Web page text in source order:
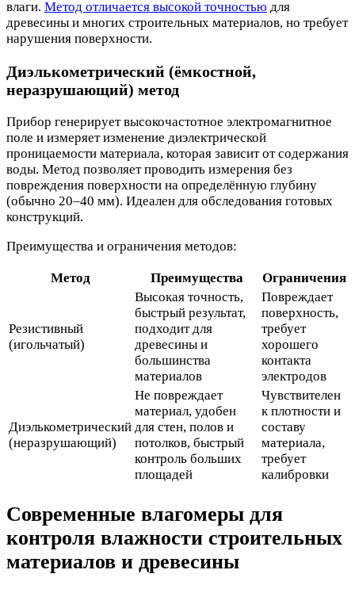
влаги. Метод отличается высокой точностью для
древесины и многих строительных материалов, но требует
нарушения поверхности.
Диэлькометрический (ёмкостной,
неразрушающий) метод
Прибор генерирует высокочастотное электромагнитное
поле и измеряет изменение диэлектрической
проницаемости материала, которая зависит от содержания
воды. Метод позволяет проводить измерения без
повреждения поверхности на определённую глубину
(обычно 20–40 мм). Идеален для обследования готовых
конструкций.
Преимущества и ограничения методов:
Метод Преимущества Ограничения
Резистивный
(игольчатый)
Высокая точность,
быстрый результат,
подходит для
древесины и
большинства
материалов
Повреждает
поверхность,
требует
хорошего
контакта
электродов
Диэлькометрический
(неразрушающий)
Не повреждает
материал, удобен
для стен, полов и
потолков, быстрый
контроль больших
площадей
Чувствителен
к плотности и
составу
материала,
требует
калибровки
Современные влагомеры для
контроля влажности строительных
материалов и древесины